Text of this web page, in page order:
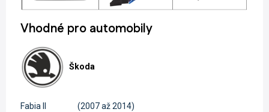
Vhodné pro automobily
Škoda
Fabia II
(2007 až 2014)